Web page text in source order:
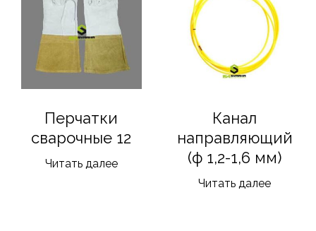
Перчатки
сварочные 12
Читать далее
Канал
направляющий
(ф 1,2-1,6 мм)
Читать далее